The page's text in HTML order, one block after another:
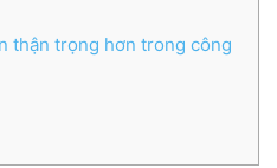
thận trọng hơn trong công